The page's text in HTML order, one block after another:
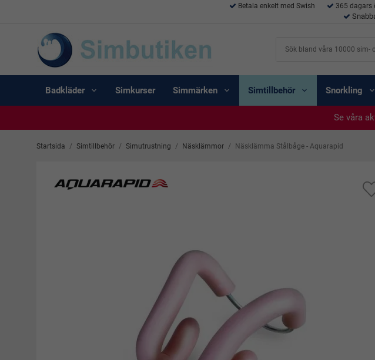
Betala enkelt med Swish 365 dagars
Badkläder Simkurser Simmärken Simtillbehör Snorkling
Se våra
Se våra
Se våra
Se våra
Se våra
Startsida / Simtillbehör / Simutrustning / Näsklämmor / Näsklämma Stålbåge - Aquarapid